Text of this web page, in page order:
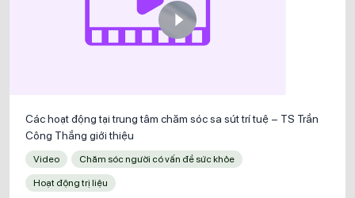
Các hoạt động tại trung tâm chăm sóc sa sút trí tuệ – TS Trần
Công Thắng giới thiệu
Video Chăm sóc người có vấn đề sức khỏe
Hoạt động trị liệu